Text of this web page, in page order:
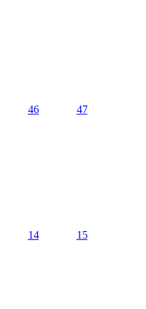
46 47
14 15